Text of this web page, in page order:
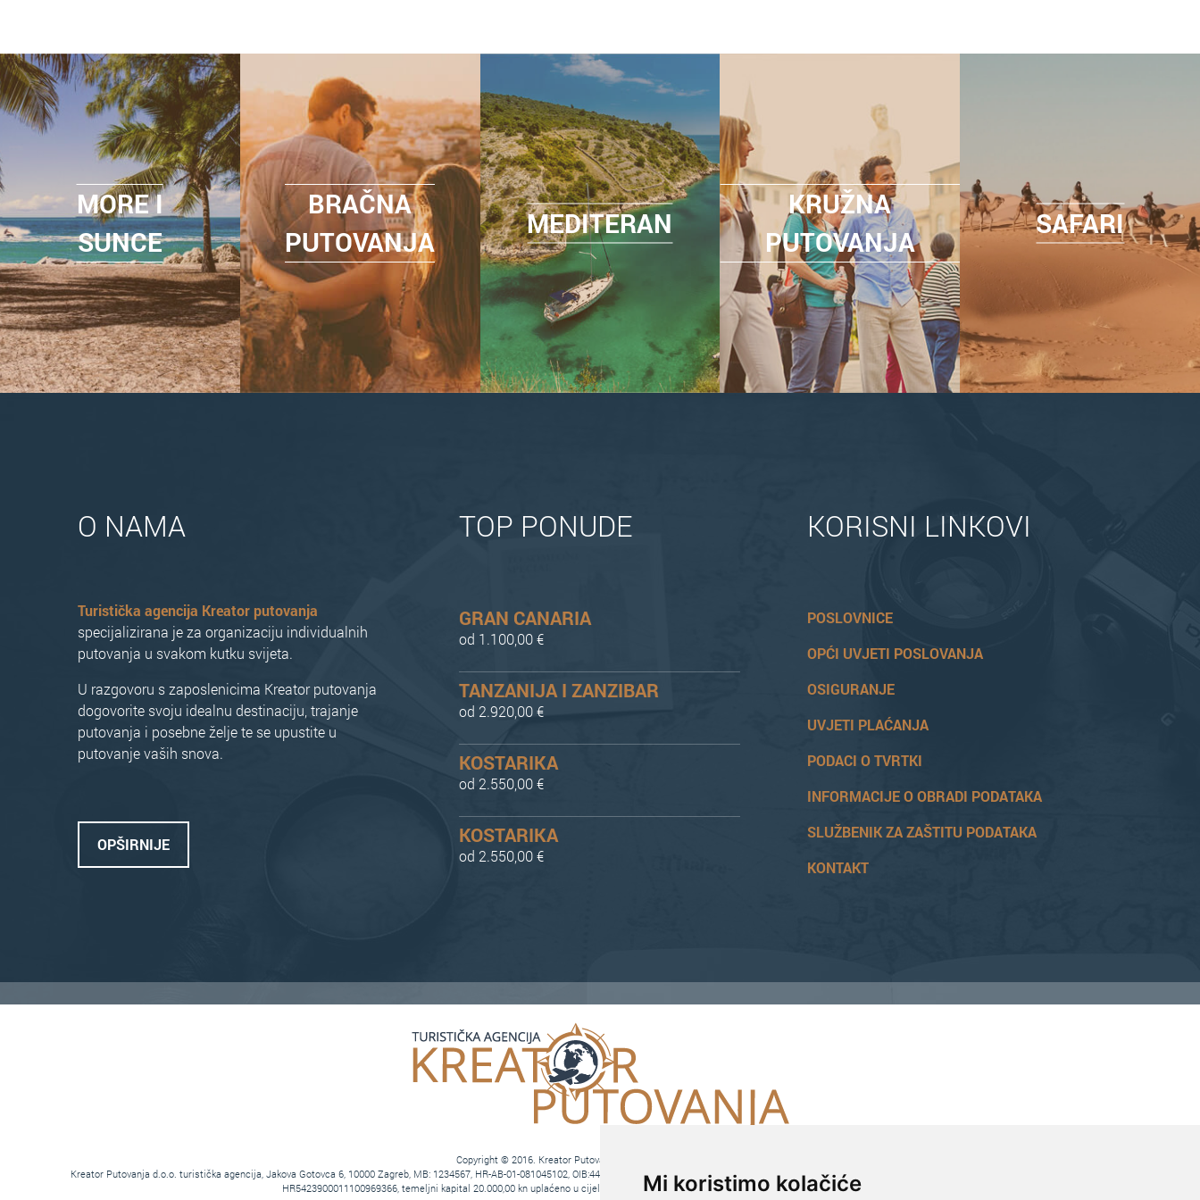
Mi koristimo kolačiće
MORE I
SUNCE
BRAČNA
PUTOVANJA
MEDITERAN
KRUŽNA
PUTOVANJA
SAFARI
O NAMA
Turistička agencija Kreator putovanja
specijalizirana je za organizaciju individualnih
putovanja u svakom kutku svijeta.
U razgovoru s zaposlenicima Kreator putovanja
dogovorite svoju idealnu destinaciju, trajanje
putovanja i posebne želje te se upustite u
putovanje vaših snova.
OPŠIRNIJE
TOP PONUDE
GRAN CANARIA
od 1.100,00 €
TANZANIJA I ZANZIBAR
od 2.920,00 €
KOSTARIKA
od 2.550,00 €
KOSTARIKA
od 2.550,00 €
KORISNI LINKOVI
POSLOVNICE
OPĆI UVJETI POSLOVANJA
OSIGURANJE
UVJETI PLAĆANJA
PODACI O TVRTKI
INFORMACIJE O OBRADI PODATAKA
SLUŽBENIK ZA ZAŠTITU PODATAKA
KONTAKT
Copyright © 2016. Kreator Putovanja d.o.o. – Sva prava zadržana
Kreator Putovanja d.o.o. turistička agencija, Jakova Gotovca 6, 10000 Zagreb, MB: 1234567, HR-AB-01-081045102, OIB:44590047047, Trgovački sud u Zagrebu, MBS: 081045102, Hrvatska Poštanska Banka d.d. Jurišićeva 4, 10000 Zagreb, IBAN
HR5423900011100969366, temeljni kapital 20.000,00 kn uplaćeno u cijelosti, direktori Ana Pavlović i Hrvoje Bažon, Voditelj poslova Hrvoje Bažon